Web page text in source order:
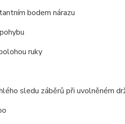
bodem nárazu
ruky
sledu záběrů při uvolněném